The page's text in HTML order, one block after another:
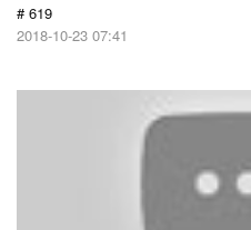
# 619
2018-10-23 07:41